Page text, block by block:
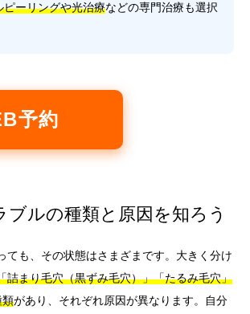
ピーリングや光治療などの専門治療も選択
予約
ブルの種類と原因を知ろう
ても、その状態はさまざまです。大きく分け
詰まり毛穴（黒ずみ毛穴）」「たるみ毛穴」
類があり、それぞれ原因が異なります。自分